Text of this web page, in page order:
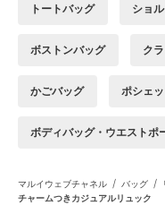
トートバッグ ショ
ボストンバッグ ク
かごバッグ ポシェッ
ボディバッグ・ウエストポ
マルイウェブチャネル / バッグ /
チャームつきカジュアルリュック